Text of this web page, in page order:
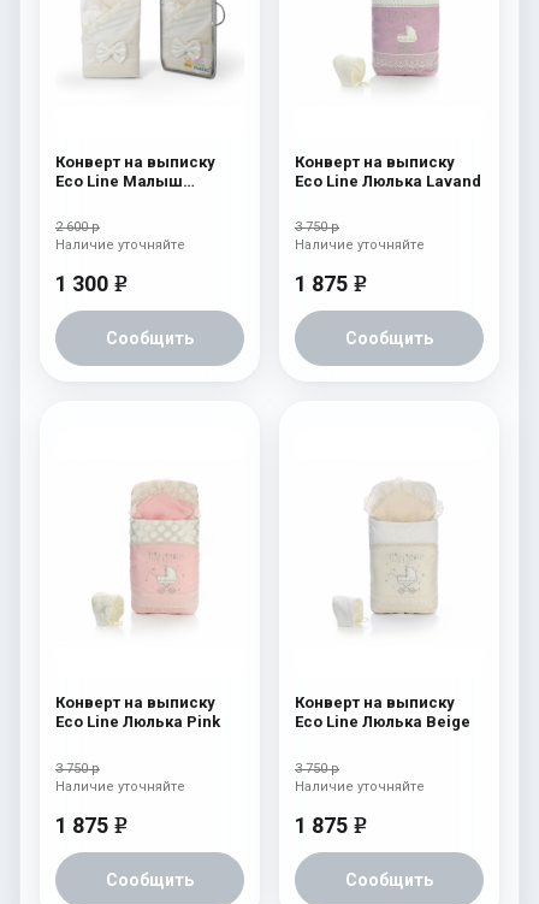
Конверт на выписку
Eco Line Малыш
2 600 р
1 300 e
Сообщить
Наличие уточняйте
Конверт на выписку
Eco Line Люлька Lavand
3 750 р
1 875 e
Сообщить
Наличие уточняйте
Конверт на выписку
Eco Line Люлька Pink
3 750 р
1 875 e
Сообщить
Наличие уточняйте
Конверт на выписку
Eco Line Люлька Beige
3 750 р
1 875 e
Сообщить
Наличие уточняйте